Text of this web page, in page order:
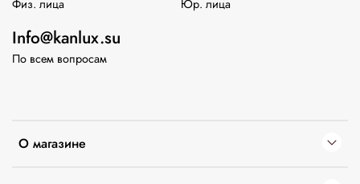
О магазине
Физ. лица Юр. лица
Info@kanlux.su
По всем вопросам